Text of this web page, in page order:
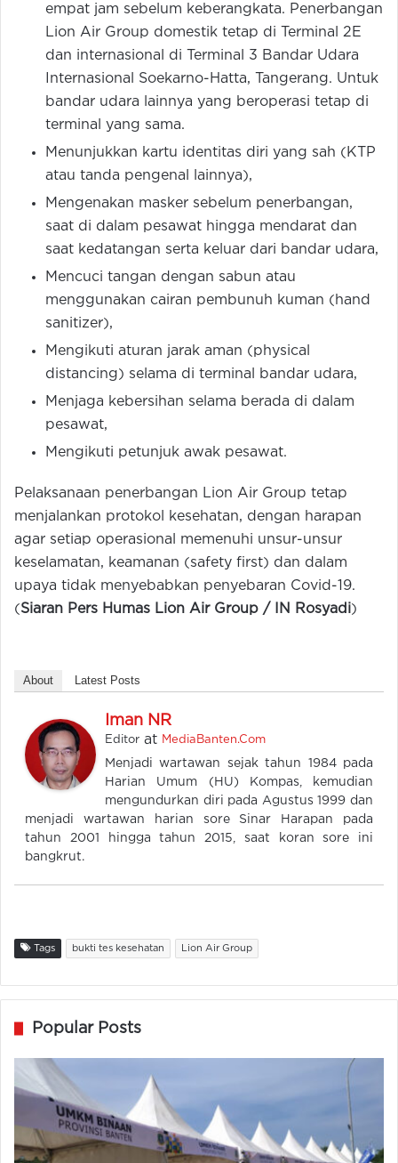
empat jam sebelum keberangkata. Penerbangan
Lion Air Group domestik tetap di Terminal 2E
dan internasional di Terminal 3 Bandar Udara
Internasional Soekarno-Hatta, Tangerang. Untuk
bandar udara lainnya yang beroperasi tetap di
terminal yang sama.
Menunjukkan kartu identitas diri yang sah (KTP
atau tanda pengenal lainnya),
Mengenakan masker sebelum penerbangan,
saat di dalam pesawat hingga mendarat dan
saat kedatangan serta keluar dari bandar udara,
Mencuci tangan dengan sabun atau
menggunakan cairan pembunuh kuman (hand
sanitizer),
Mengikuti aturan jarak aman (physical
distancing) selama di terminal bandar udara,
Menjaga kebersihan selama berada di dalam
pesawat,
Mengikuti petunjuk awak pesawat.
Pelaksanaan penerbangan Lion Air Group tetap
menjalankan protokol kesehatan, dengan harapan
agar setiap operasional memenuhi unsur-unsur
keselamatan, keamanan (safety first) dan dalam
upaya tidak menyebabkan penyebaran Covid-19.
(Siaran Pers Humas Lion Air Group / IN Rosyadi)
About Latest Posts
Iman NR
Editor at MediaBanten.Com
Menjadi wartawan sejak tahun 1984 pada
Harian Umum (HU) Kompas, kemudian
mengundurkan diri pada Agustus 1999 dan
menjadi wartawan harian sore Sinar Harapan pada
tahun 2001 hingga tahun 2015, saat koran sore ini
bangkrut.
Tags bukti tes kesehatan Lion Air Group
Popular Posts